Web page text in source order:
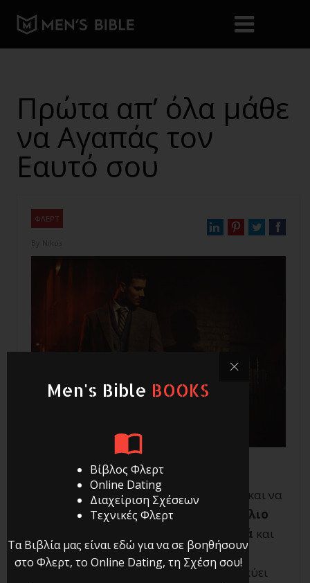
Πρώτα απ’ όλα μάθε
να Αγαπάς τον
Εαυτό σου
ΦΛΕΡΤ
Το να μάθεις να αγαπάς τον εαυτό σου και να
τον αποδέχεσαι αποτελείβασικό θεμέλιο
του να φλερτάρεις αποτελεσματικά και
να διατηρείς μια ποιοτική σχέση. Η
συναισθηματική δύναμη του άνδρα ελκύει
Men's Bible BOOKS
Βίβλος Φλερτ
Online Dating
Διαχείριση Σχέσεων
Τεχνικές Φλερτ
Τα Βιβλία μας είναι εδώ για να σε βοηθήσουν
στο Φλερτ, το Online Dating, τη Σχέση σου!